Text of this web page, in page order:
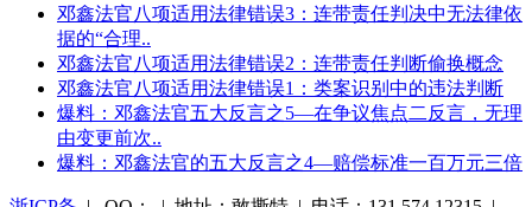
邓鑫法官八项适用法律错误3：连带责任判决中无法律依
据的“合理..
邓鑫法官八项适用法律错误2：连带责任判断偷换概念
邓鑫法官八项适用法律错误1：类案识别中的违法判断
爆料：邓鑫法官五大反言之5—在争议焦点二反言，无理
由变更前次..
爆料：邓鑫法官的五大反言之4—赔偿标准一百万元三倍